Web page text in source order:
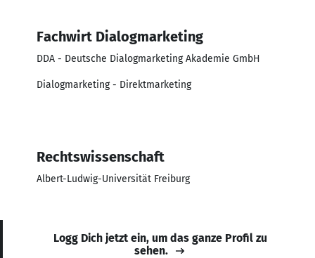
Fachwirt Dialogmarketing
DDA - Deutsche Dialogmarketing Akademie GmbH
Dialogmarketing - Direktmarketing
Rechtswissenschaft
Albert-Ludwig-Universität Freiburg
Logg Dich jetzt ein, um das ganze Profil zu
sehen.